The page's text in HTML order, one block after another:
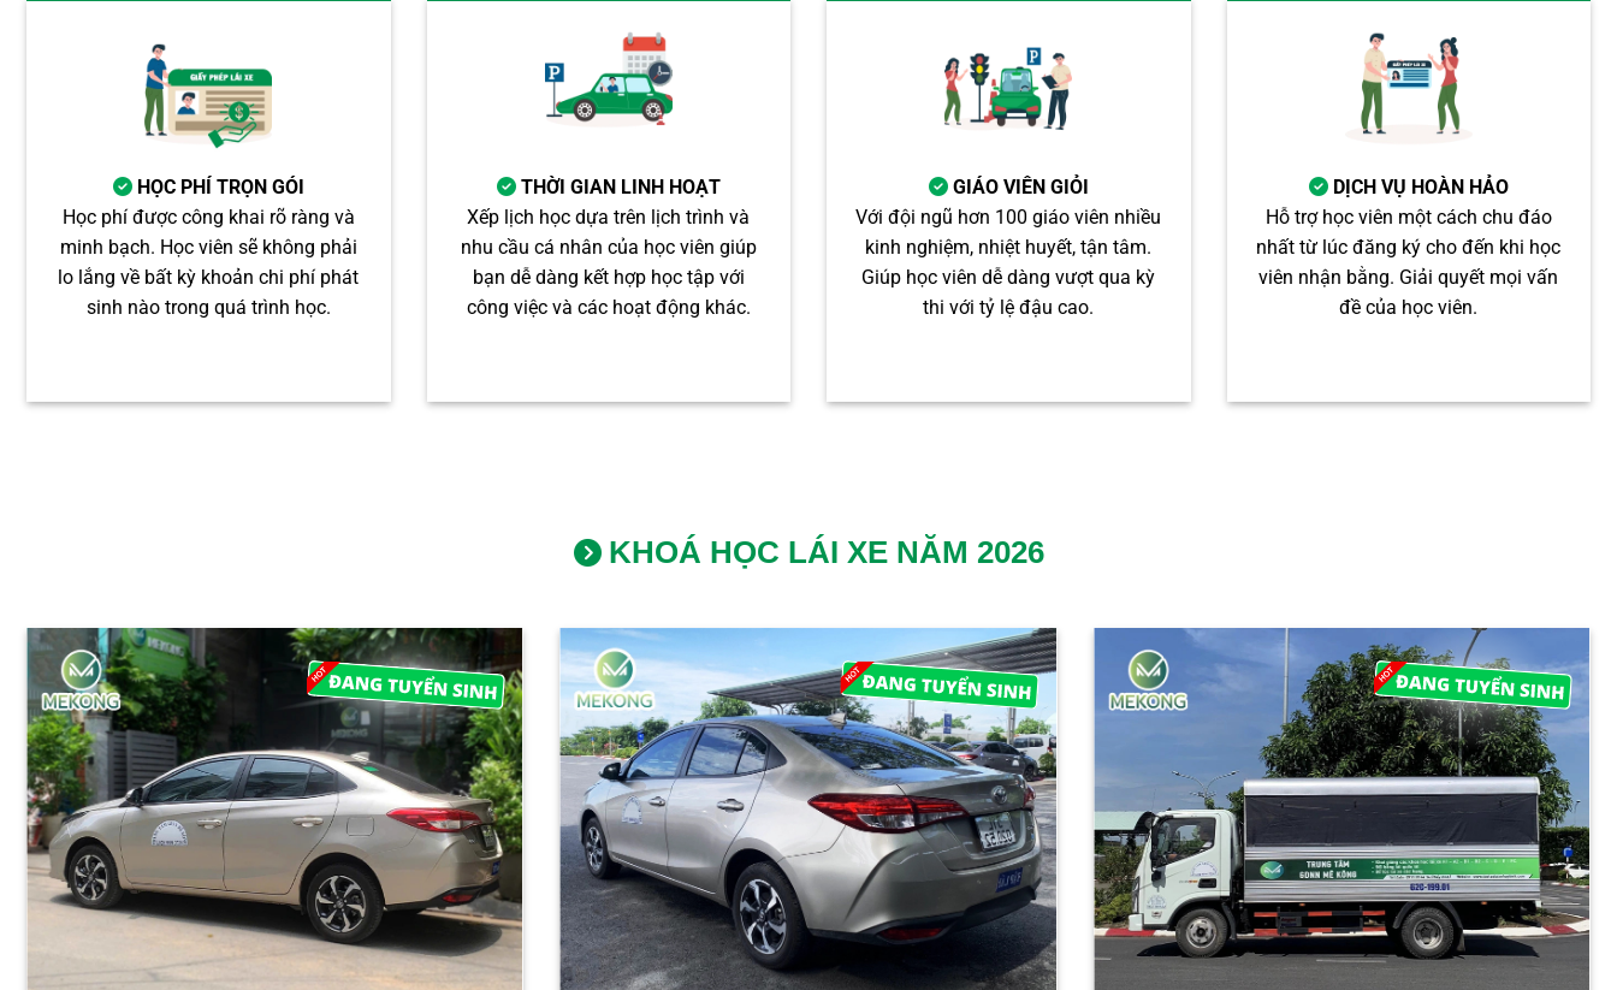
HỌC PHÍ TRỌN GÓI
Học phí được công khai rõ ràng và
minh bạch. Học viên sẽ không phải
lo lắng về bất kỳ khoản chi phí phát
sinh nào trong quá trình học.
THỜI GIAN LINH HOẠT
Xếp lịch học dựa trên lịch trình và
nhu cầu cá nhân của học viên giúp
bạn dễ dàng kết hợp học tập với
công việc và các hoạt động khác.
GIÁO VIÊN GIỎI
Với đội ngũ hơn 100 giáo viên nhiều
kinh nghiệm, nhiệt huyết, tận tâm.
Giúp học viên dễ dàng vượt qua kỳ
thi với tỷ lệ đậu cao.
DỊCH VỤ HOÀN HẢO
Hỗ trợ học viên một cách chu đáo
nhất từ lúc đăng ký cho đến khi học
viên nhận bằng. Giải quyết mọi vấn
đề của học viên.
KHOÁ HỌC LÁI XE NĂM 2026